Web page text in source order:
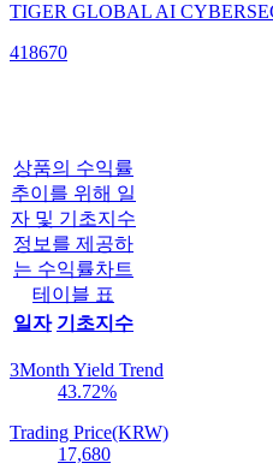
TIGER GLOBAL AI
418670
상품의 수익률
추이를 위해 일
자 및 기초지수
정보를 제공하
는 수익률차트
테이블 표
일자 기초지수
3Month Yield Trend
43.72%
Trading Price(KRW)
17,680